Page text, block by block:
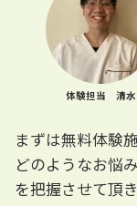
体験担当 清水
まずは無料体験
どのようなお悩
を把握させて頂き